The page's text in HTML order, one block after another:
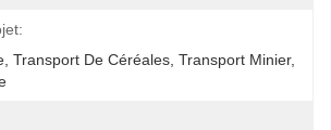
Transport De Céréales, Transport Minier,